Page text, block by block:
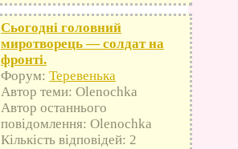
Сьогодні головний
миротворець — солдат на
фронті.
Форум: Теревенька
Автор теми: Olenochka
Автор останнього
повідомлення: Olenochka
Кількість відповідей: 2